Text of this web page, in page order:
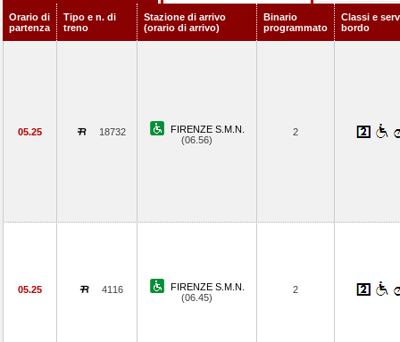
Orario di
partenza
Tipo e n. di
treno
Stazione di arrivo
(orario di arrivo)
Binario
programmato
Classi e
bordo
05.25 18732
FIRENZE S.M.N.
(06.56)
2
05.25 4116
FIRENZE S.M.N.
(06.45)
2